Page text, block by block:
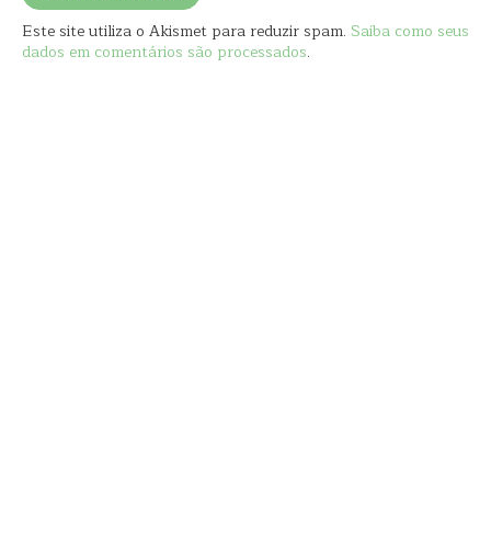
Este site utiliza o Akismet para reduzir spam. Saiba como seus
dados em comentários são processados.